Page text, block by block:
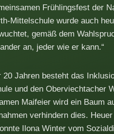
Frühlingsfest der
Mittelschule wurde auch
gemäß dem
an, jeder wie er kann.“
20 Jahren besteht das
und den Oberviechtacher
Maifeier wird ein Baum
verhindern dies.
Ilona Winter vom